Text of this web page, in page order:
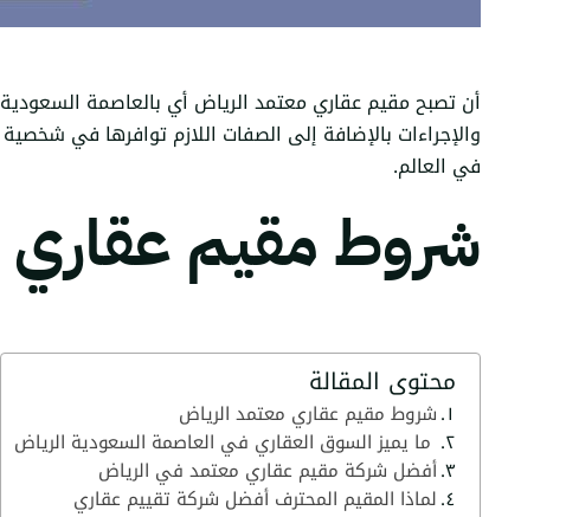
أن تصبح مقيم عقاري معتمد الرياض أي بالعاصمة
والإجراءات بالإضافة إلى الصفات اللازم توافرها في
في العالم.
شروط مقيم
محتوى المقالة
شروط مقيم عقاري معتمد الرياض
ما يميز السوق العقاري في العاصمة السعودية الرياض
أفضل شركة مقيم عقاري معتمد في الرياض
لماذا المقيم المحترف أفضل شركة تقييم عقاري